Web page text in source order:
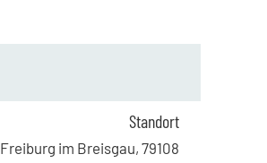
89,00 €
Standort
Freiburg im Breisgau, 79108